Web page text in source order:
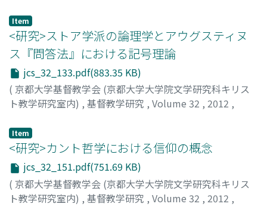
鬼頭, 葉子
Item
<研究>ストア学派の論理学とアウグスティヌ
ス『問答法』における記号理論
jcs_32_133.pdf(883.35 KB)
( 京都大学基督教学会 (京都大学大学院文学研究科キリス
ト教学研究室内) , 基督教学研究 , Volume 32 , 2012 ,
須藤, 英幸
Item
<研究>カント哲学における信仰の概念
jcs_32_151.pdf(751.69 KB)
( 京都大学基督教学会 (京都大学大学院文学研究科キリス
ト教学研究室内) , 基督教学研究 , Volume 32 , 2012 ,